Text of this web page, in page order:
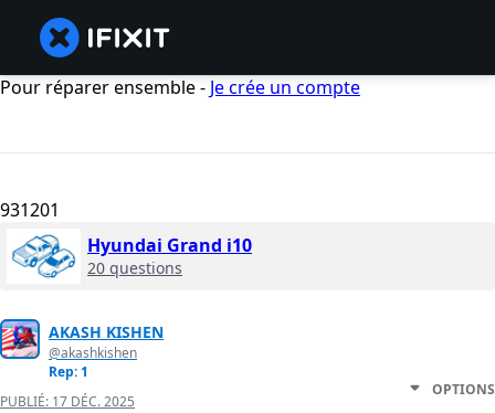
Pour réparer ensemble - Je crée un compte
931201
Hyundai Grand i10
20 questions
AKASH KISHEN
@akashkishen
Rep: 1
PUBLIÉ: 17 DÉC. 2025
OPTIONS